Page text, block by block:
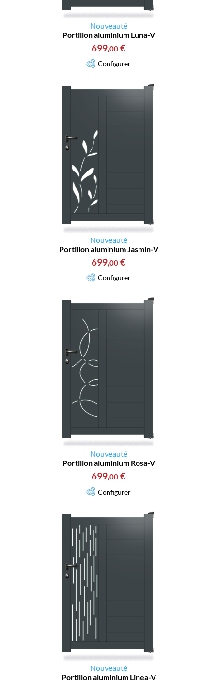
Nouveauté
Portillon aluminium Luna-V
699,00 €
Configurer
Nouveauté
Portillon aluminium Jasmin-V
699,00 €
Configurer
Nouveauté
Portillon aluminium Rosa-V
699,00 €
Configurer
Nouveauté
Portillon aluminium Linea-V